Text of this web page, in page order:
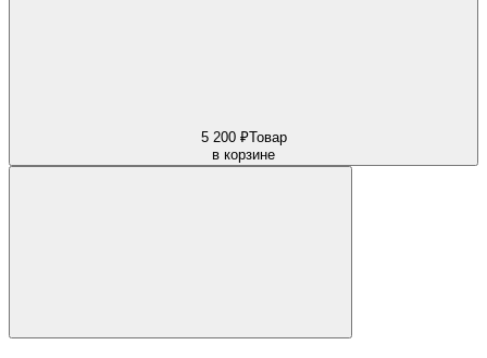
5 200 ₽Товар
в корзине